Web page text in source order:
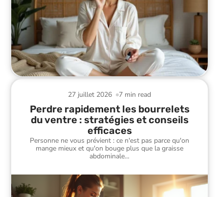
7 min read
27 juillet 2026
Perdre rapidement les bourrelets
du ventre : stratégies et conseils
efficaces
Personne ne vous prévient : ce n'est pas parce qu'on
mange mieux et qu'on bouge plus que la graisse
abdominale…